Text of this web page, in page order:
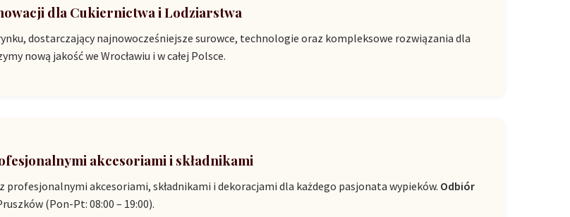
dla Cukiernictwa i Lodziarstwa
dostarczający najnowocześniejsze surowce, technologie oraz kompleksowe rozwiązania dla
nową jakość we Wrocławiu i w całej Polsce.
akcesoriami i składnikami
akcesoriami, składnikami i dekoracjami dla każdego pasjonata wypieków. Odbiór
(Pon-Pt: 08:00 – 19:00).